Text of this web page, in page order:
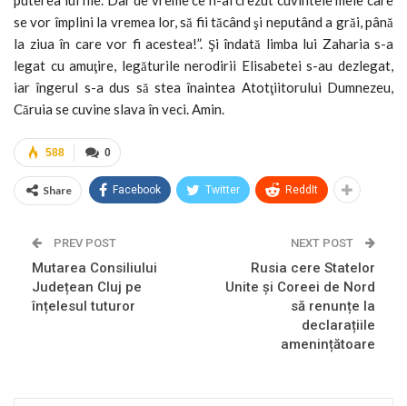
se vor împlini la vremea lor, să fii tăcând şi neputând a grăi, până
la ziua în care vor fi acestea!”. Şi îndată limba lui Zaharia s-a
legat cu amuţire, legăturile nerodirii Elisabetei s-au dezlegat,
iar îngerul s-a dus să stea înaintea Atotţiitorului Dumnezeu,
Căruia se cuvine slava în veci. Amin.
0
588
Share Facebook Twitter ReddIt
PREV POST
Mutarea Consiliului
Județean Cluj pe
înțelesul tuturor
NEXT POST
Rusia cere Statelor
Unite și Coreei de Nord
să renunțe la
declarațiile
amenințătoare